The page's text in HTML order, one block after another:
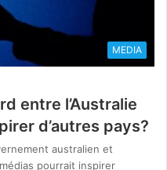
MEDIA
entre l’Australie
d’autres pays?
australien et
pourrait inspirer